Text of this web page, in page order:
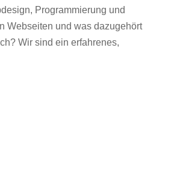
Programmierung und
Webseiten und was dazugehört
Wir sind ein erfahrenes,